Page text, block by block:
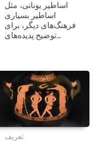
اساطیر یونانی، مثل
اساطیر بسیاری
فرهنگ‌های دیگر، برای
توضیح پدیده‌های...
تعریف